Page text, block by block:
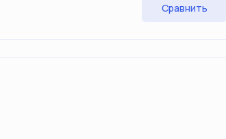
Сравнить